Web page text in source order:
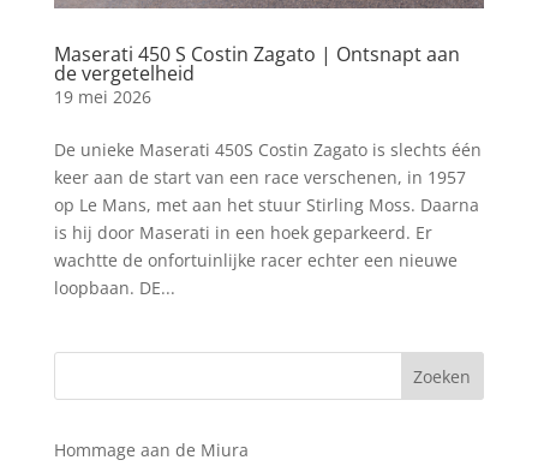
Maserati 450 S Costin Zagato | Ontsnapt aan
de vergetelheid
19 mei 2026
De unieke Maserati 450S Costin Zagato is slechts één
keer aan de start van een race verschenen, in 1957
op Le Mans, met aan het stuur Stirling Moss. Daarna
is hij door Maserati in een hoek geparkeerd. Er
wachtte de onfortuinlijke racer echter een nieuwe
loopbaan. DE...
Hommage aan de Miura